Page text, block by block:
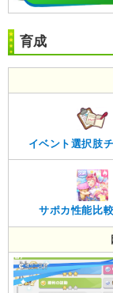
育成
イベント選択肢
サポカ性能比